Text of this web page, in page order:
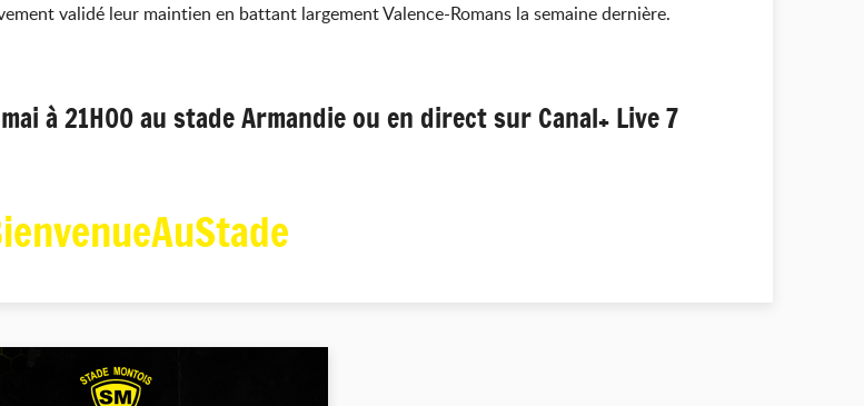
validé leur maintien en battant largement Valence-Romans la semaine dernière.
à 21H00 au stade Armandie ou en direct sur Canal+ Live 7